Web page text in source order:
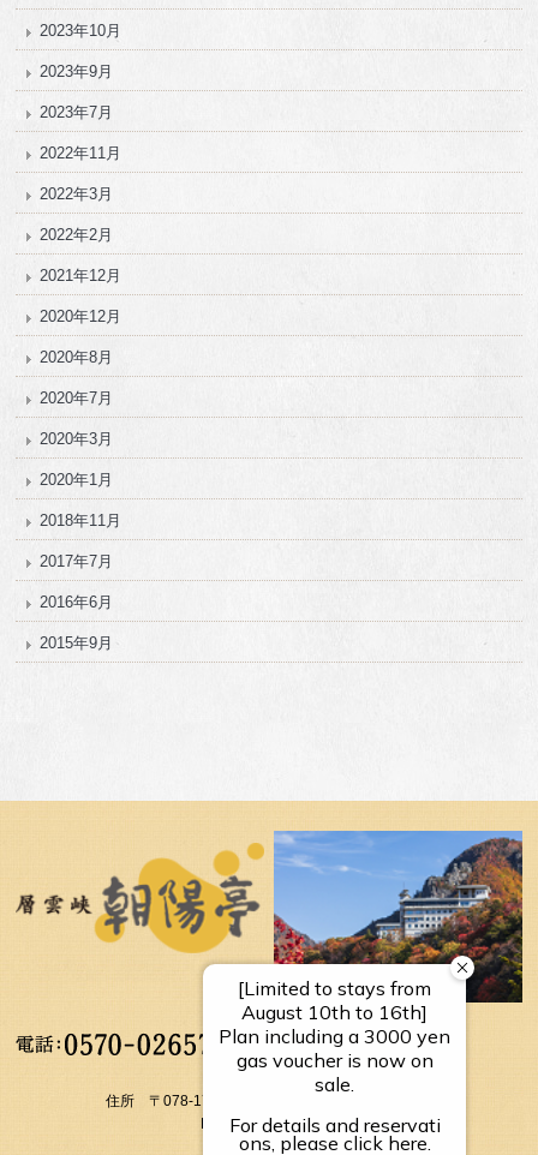
2023年10月
2023年9月
2023年7月
2022年11月
2022年3月
2022年2月
2021年12月
2020年12月
2020年8月
2020年7月
2020年3月
2020年1月
2018年11月
2017年7月
2016年6月
2015年9月
【受付時間】
10：00～17：00
住所 〒078-1795 北海道上川郡上川町層雲峡温泉
FAX： 01658-5-3054